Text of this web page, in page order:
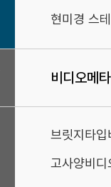
현미경 스
비디오메
브릿지타
고사양비